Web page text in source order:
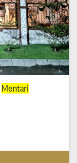
Mentari